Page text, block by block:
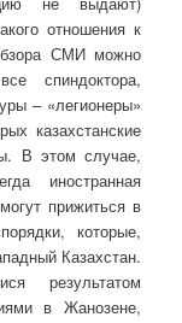
отношения к
СМИ можно
спиндоктора,
– «легионеры»
казахстанские
В этом случае,
иностранная
прижиться в
которые,
Казахстан.
результатом
в Жанозене,